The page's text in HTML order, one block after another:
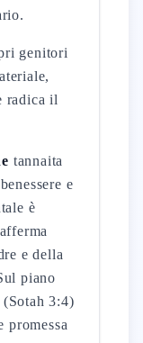
genitori
radica il
tannaita
e
è
e della
piano
3:4)
promessa